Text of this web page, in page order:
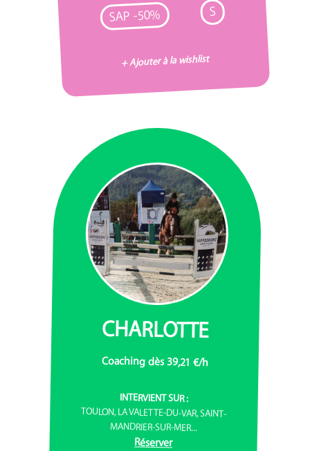
SAP -50% S
+ Ajouter à la wishlist
CHARLOTTE
Coaching dès 39,21 €/h
INTERVIENT SUR :
TOULON, LA VALETTE-DU-VAR, SAINT-
MANDRIER-SUR-MER...
Réserver